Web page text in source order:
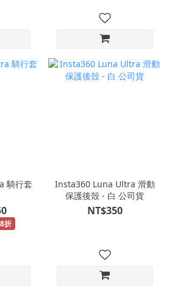
騎行套
8折
Insta360 Luna Ultra 滑動
保護後殼 - 白 公司貨
NT$350